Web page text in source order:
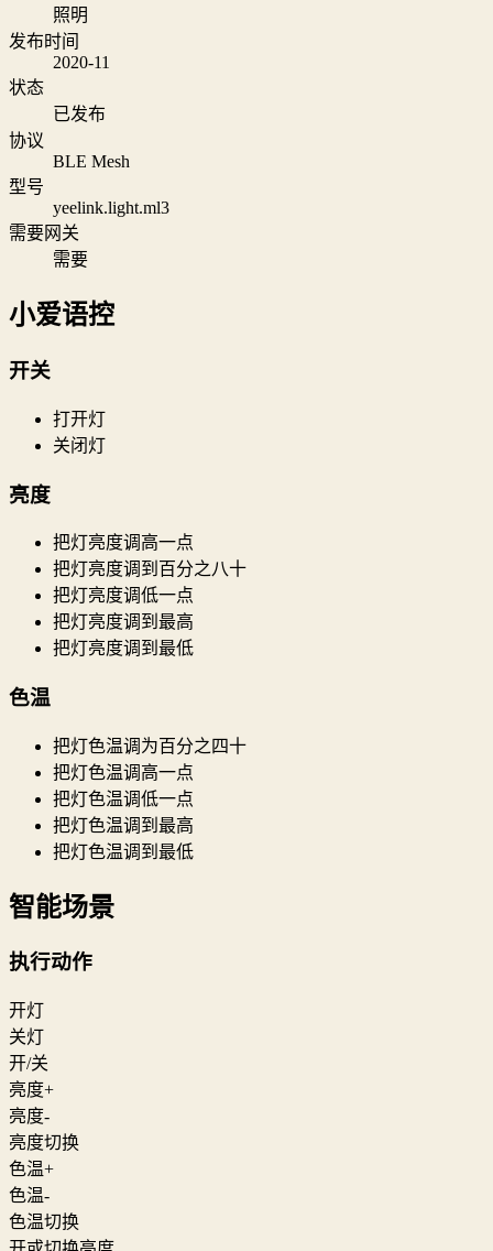
照明
发布时间
2020-11
状态
已发布
协议
BLE Mesh
型号
yeelink.light.ml3
需要网关
需要
小爱语控
开关
打开灯
关闭灯
亮度
把灯亮度调高一点
把灯亮度调到百分之八十
把灯亮度调低一点
把灯亮度调到最高
把灯亮度调到最低
色温
把灯色温调为百分之四十
把灯色温调高一点
把灯色温调低一点
把灯色温调到最高
把灯色温调到最低
智能场景
执行动作
开灯
关灯
开/关
亮度+
亮度-
亮度切换
色温+
色温-
色温切换